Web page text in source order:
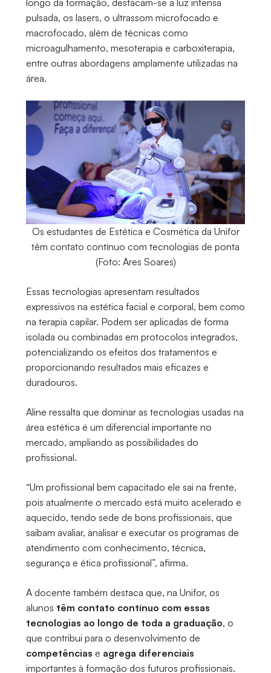
longo da formação, destacam-se a luz intensa
pulsada, os lasers, o ultrassom microfocado e
macrofocado, além de técnicas como
microagulhamento, mesoterapia e carboxiterapia,
entre outras abordagens amplamente utilizadas na
área.
Os estudantes de Estética e Cosmética da Unifor
têm contato contínuo com tecnologias de ponta
(Foto: Ares Soares)
Essas tecnologias apresentam resultados
expressivos na estética facial e corporal, bem como
na terapia capilar. Podem ser aplicadas de forma
isolada ou combinadas em protocolos integrados,
potencializando os efeitos dos tratamentos e
proporcionando resultados mais eficazes e
duradouros.
Aline ressalta que dominar as tecnologias usadas na
área estética é um diferencial importante no
mercado, ampliando as possibilidades do
profissional.
“Um profissional bem capacitado ele sai na frente,
pois atualmente o mercado está muito acelerado e
aquecido, tendo sede de bons profissionais, que
saibam avaliar, analisar e executar os programas de
atendimento com conhecimento, técnica,
segurança e ética profissional”, afirma.
A docente também destaca que, na Unifor, os
alunos têm contato contínuo com essas
tecnologias ao longo de toda a graduação, o
que contribui para o desenvolvimento de
competências e agrega diferenciais
importantes à formação dos futuros profissionais.